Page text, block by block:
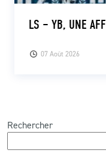
07 Août 2026
LS – YB, UNE
Rechercher